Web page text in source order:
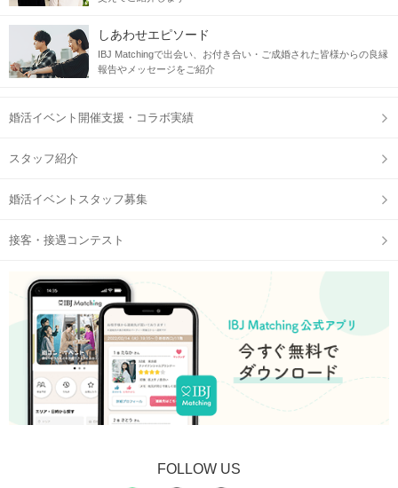
しあわせエピソード
IBJ Matchingで出会い、お付き合い・ご成婚された皆様からの良縁
報告やメッセージをご紹介
婚活イベント開催支援・コラボ実績
スタッフ紹介
婚活イベントスタッフ募集
接客・接遇コンテスト
FOLLOW US